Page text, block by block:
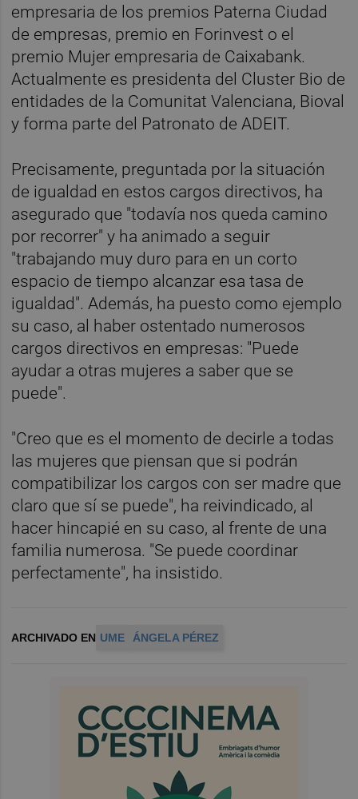
empresaria de los premios Paterna Ciudad
de empresas, premio en Forinvest o el
premio Mujer empresaria de Caixabank.
Actualmente es presidenta del Cluster Bio de
entidades de la Comunitat Valenciana, Bioval
y forma parte del Patronato de ADEIT.
Precisamente, preguntada por la situación
de igualdad en estos cargos directivos, ha
asegurado que "todavía nos queda camino
por recorrer" y ha animado a seguir
"trabajando muy duro para en un corto
espacio de tiempo alcanzar esa tasa de
igualdad". Además, ha puesto como ejemplo
su caso, al haber ostentado numerosos
cargos directivos en empresas: "Puede
ayudar a otras mujeres a saber que se
puede".
"Creo que es el momento de decirle a todas
las mujeres que piensan que si podrán
compatibilizar los cargos con ser madre que
claro que sí se puede", ha reivindicado, al
hacer hincapié en su caso, al frente de una
familia numerosa. "Se puede coordinar
perfectamente", ha insistido.
ARCHIVADO EN UME ÁNGELA PÉREZ